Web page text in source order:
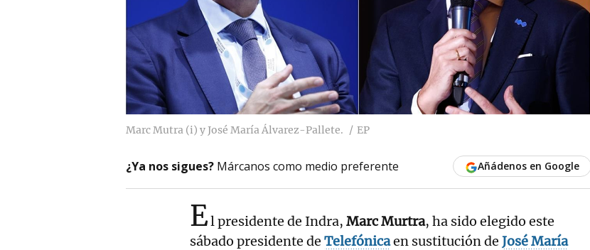
Marc Mutra (i) y José María Álvarez-Pallete. EP
¿Ya nos sigues? Márcanos como medio preferente Añádenos en Google
El presidente de Indra, Marc Murtra, ha sido elegido este
sábado presidente de Telefónicaen sustitución de José María